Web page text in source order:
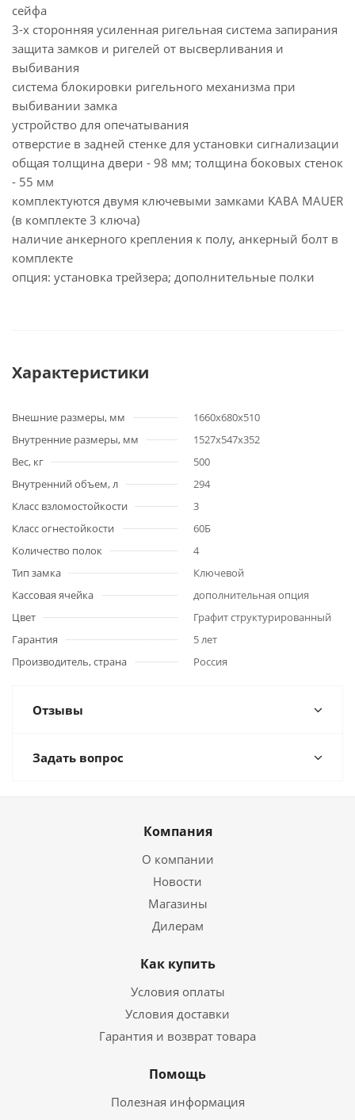
сейфа
3-х сторонняя усиленная ригельная система запирания
защита замков и ригелей от высверливания и
выбивания
система блокировки ригельного механизма при
выбивании замка
устройство для опечатывания
отверстие в задней стенке для установки сигнализации
общая толщина двери - 98 мм; толщина боковых стенок
- 55 мм
комплектуются двумя ключевыми замками KABA MAUER
(в комплекте 3 ключа)
наличие анкерного крепления к полу, анкерный болт в
комплекте
опция: установка трейзера; дополнительные полки
Характеристики
Внешние размеры, мм
1660х680х510
Внутренние размеры, мм
1527х547х352
Вес, кг
500
Внутренний объем, л
294
Класс взломостойкости
3
Класс огнестойкости
60Б
Количество полок
4
Тип замка
Ключевой
Кассовая ячейка
дополнительная опция
Цвет
Графит структурированный
Гарантия
5 лет
Производитель, страна
Россия
Отзывы
Задать вопрос
Компания
О компании
Новости
Магазины
Дилерам
Как купить
Условия оплаты
Условия доставки
Гарантия и возврат товара
Помощь
Полезная информация